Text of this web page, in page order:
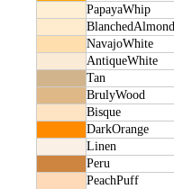
PapayaWhip
BlanchedAlmond
NavajoWhite
AntiqueWhite
Tan
BrulyWood
Bisque
DarkOrange
Linen
Peru
PeachPuff